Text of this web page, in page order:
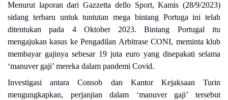
Menurut laporan dari Gazzetta dello Sport, Kamis (28/9/2023)
sidang terbaru untuk tuntutan mega bintang Portuga ini telah
ditentukan pada 4 Oktober 2023. Bintang Portugal itu
mengajukan kasus ke Pengadilan Arbitrase CONI, meminta klub
membayar gajinya sebesar 19 juta euro yang disepakati selama
‘manuver gaji’ mereka dalam pandemi Covid.
Investigasi antara Consob dan Kantor Kejaksaan Turin
mengungkapkan, perjanjian dalam ‘manuver gaji’ tersebut